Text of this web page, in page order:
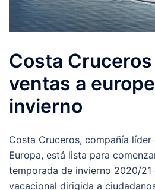
Costa
ventas a
invierno
Costa Cruceros, compañía
Europa, está lista para
temporada de invierno 2020/
vacacional dirigida a